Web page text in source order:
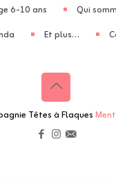
6-10 ans
Qui
Et plus…
Têtes à Flaques